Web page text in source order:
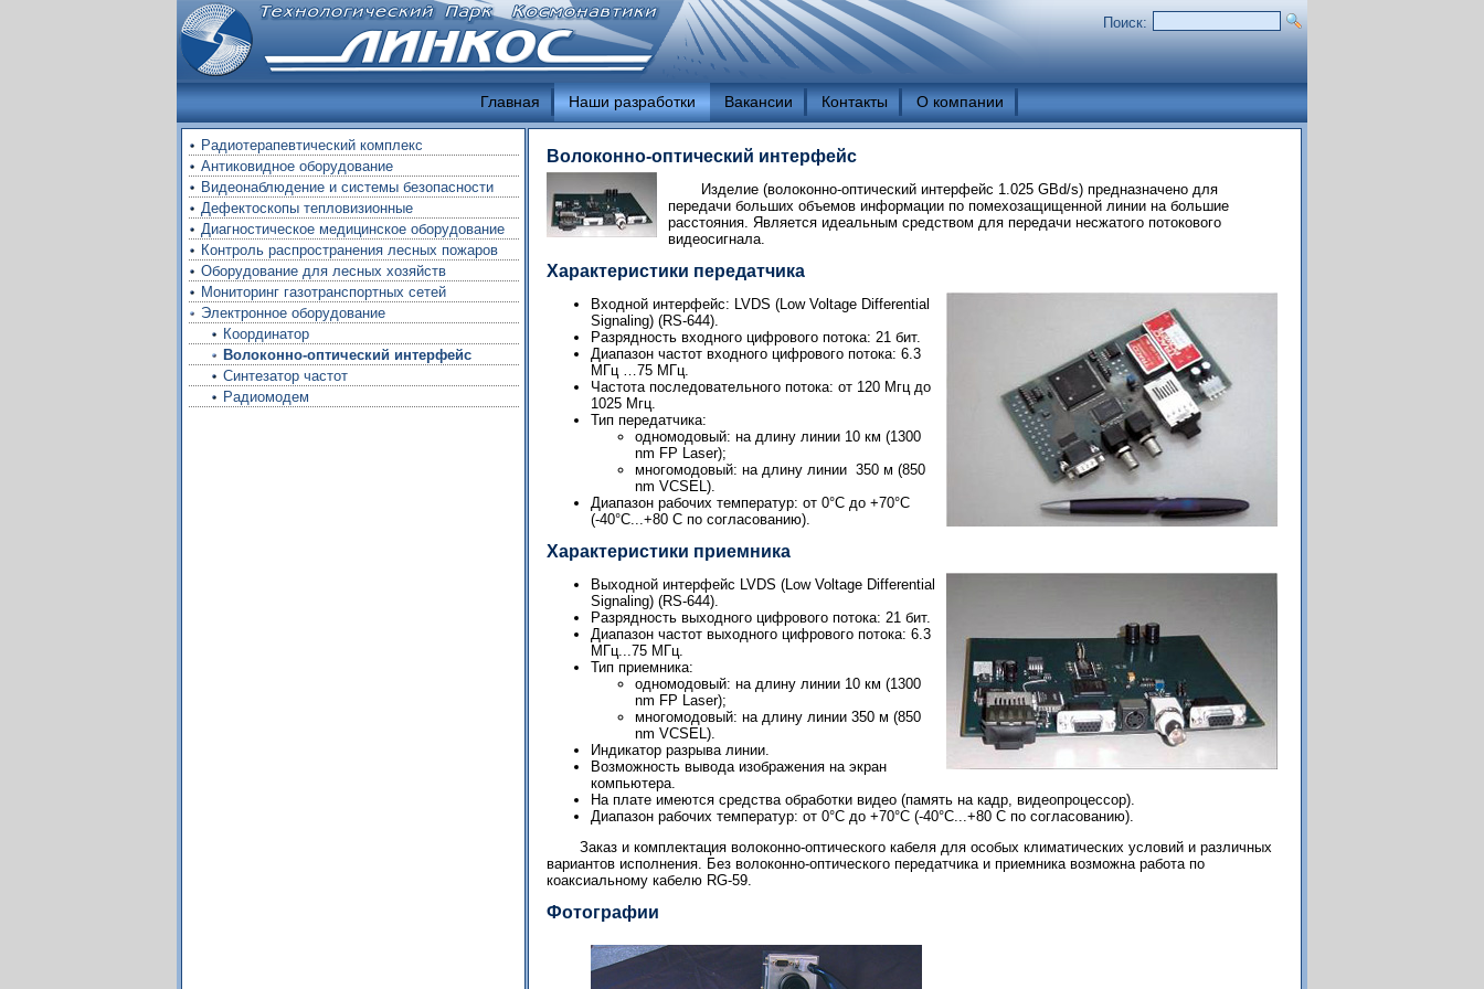
Поиск:
Главная Наши разработки Вакансии Контакты О компании
Радиотерапевтический комплекс
Антиковидное оборудование
Видеонаблюдение и системы безопасности
Дефектоскопы тепловизионные
Диагностическое медицинское оборудование
Контроль распространения лесных пожаров
Оборудование для лесных хозяйств
Мониторинг газотранспортных сетей
Электронное оборудование
Координатор
Волоконно-оптический интерфейс
Синтезатор частот
Радиомодем
Волоконно-оптический интерфейс
Изделие (волоконно-оптический интерфейс 1.025 GBd/s) предназначено для
передачи больших объемов информации по помехозащищенной линии на большие
расстояния. Является идеальным средством для передачи несжатого потокового
видеосигнала.
Характеристики передатчика
Входной интерфейс: LVDS (Low Voltage Differential
Signaling) (RS-644).
Разрядность входного цифрового потока: 21 бит.
Диапазон частот входного цифрового потока: 6.3
МГц …75 МГц.
Частота последовательного потока: от 120 Мгц до
1025 Мгц.
Тип передатчика:
одномодовый: на длину линии 10 км (1300
nm FP Laser);
многомодовый: на длину линии 350 м (850
nm VCSEL).
Диапазон рабочих температур: от 0°С до +70°С
(-40°С...+80 С по согласованию).
Характеристики приемника
Выходной интерфейс LVDS (Low Voltage Differential
Signaling) (RS-644).
Разрядность выходного цифрового потока: 21 бит.
Диапазон частот выходного цифрового потока: 6.3
МГц...75 МГц.
Тип приемника:
одномодовый: на длину линии 10 км (1300
nm FP Laser);
многомодовый: на длину линии 350 м (850
nm VCSEL).
Индикатор разрыва линии.
Возможность вывода изображения на экран
компьютера.
На плате имеются средства обработки видео (память на кадр, видеопроцессор).
Диапазон рабочих температур: от 0°С до +70°С (-40°С...+80 С по согласованию).
Заказ и комплектация волоконно-оптического кабеля для особых климатических условий и различных
вариантов исполнения. Без волоконно-оптического передатчика и приемника возможна работа по
коаксиальному кабелю RG-59.
Фотографии